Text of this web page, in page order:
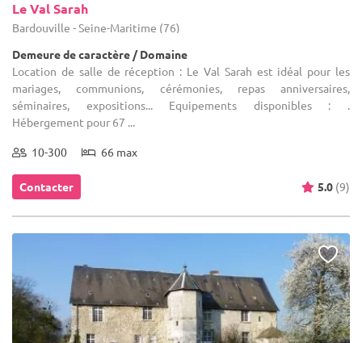
Le Val Sarah
Bardouville - Seine-Maritime (76)
Demeure de caractère / Domaine
Location de salle de réception : Le Val Sarah est idéal pour les
mariages, communions, cérémonies, repas anniversaires,
séminaires, expositions... Equipements disponibles : .
Hébergement pour 67 ...
10-300 66 max
Contacter 5.0 (9)